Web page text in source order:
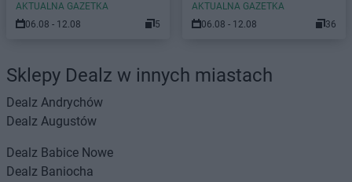
AKTUALNA GAZETKA
06.08 - 12.08
5
AKTUALNA GAZETKA
06.08 - 12.08
36
Sklepy Dealz w innych miastach
Dealz Andrychów
Dealz Augustów
Dealz Babice Nowe
Dealz Baniocha